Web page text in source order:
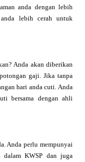
anda dengan lebih
lebih cerah untuk
Anda akan diberikan
gaji. Jika tanpa
hari anda cuti. Anda
bersama dengan ahli
Anda perlu mempunyai
KWSP dan juga